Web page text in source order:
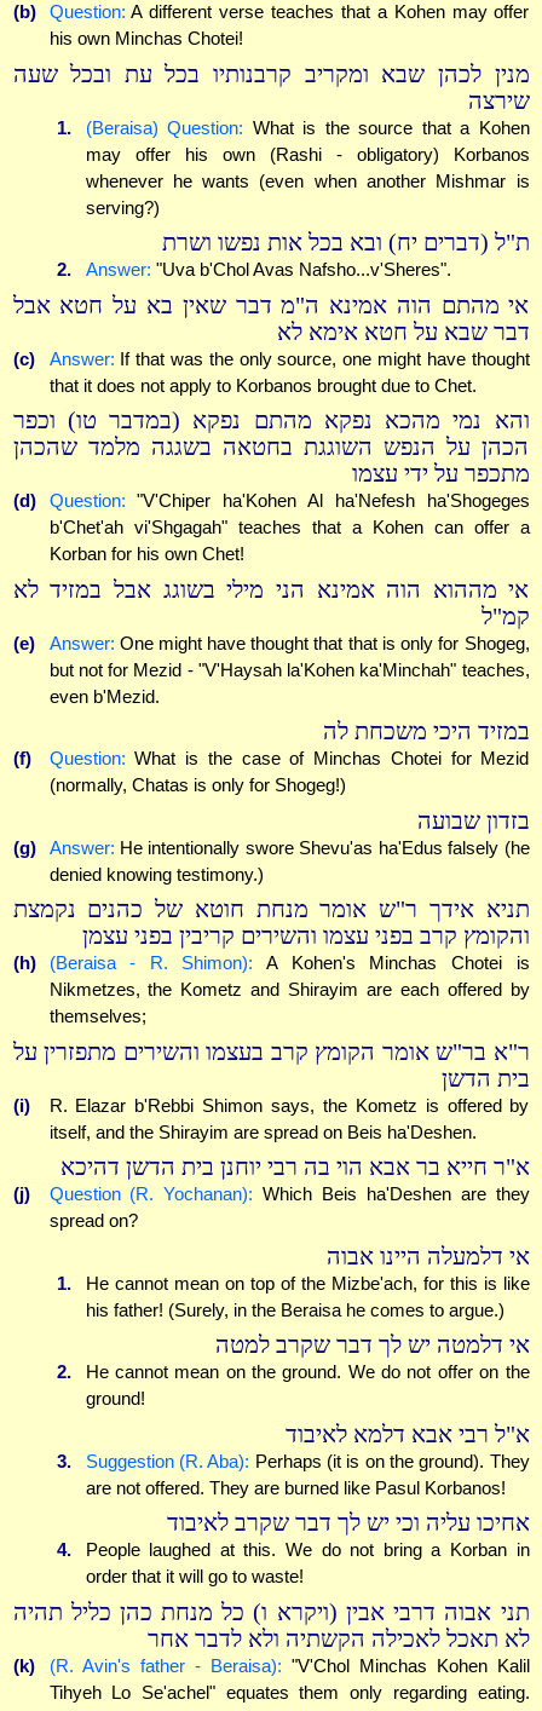
(b) Question: A different verse teaches that a Kohen may offer
his own Minchas Chotei!
מנין לכהן שבא ומקריב קרבנותיו בכל עת ובכל שעה
שירצה
1. (Beraisa) Question: What is the source that a Kohen
may offer his own (Rashi - obligatory) Korbanos
whenever he wants (even when another Mishmar is
serving?)
ת"ל (דברים יח) ובא בכל אות נפשו ושרת
2. Answer: "Uva b'Chol Avas Nafsho...v'Sheres".
אי מהתם הוה אמינא ה"מ דבר שאין בא על חטא אבל
דבר שבא על חטא אימא לא
(c) Answer: If that was the only source, one might have thought
that it does not apply to Korbanos brought due to Chet.
והא נמי מהכא נפקא מהתם נפקא (במדבר טו) וכפר
הכהן על הנפש השוגגת בחטאה בשגגה מלמד שהכהן
מתכפר על ידי עצמו
(d) Question: "V'Chiper ha'Kohen Al ha'Nefesh ha'Shogeges
b'Chet'ah vi'Shgagah" teaches that a Kohen can offer a
Korban for his own Chet!
אי מההוא הוה אמינא הני מילי בשוגג אבל במזיד לא
קמ"ל
(e) Answer: One might have thought that that is only for Shogeg,
but not for Mezid - "V'Haysah la'Kohen ka'Minchah" teaches,
even b'Mezid.
במזיד היכי משכחת לה
(f) Question: What is the case of Minchas Chotei for Mezid
(normally, Chatas is only for Shogeg!)
בזדון שבועה
(g) Answer: He intentionally swore Shevu'as ha'Edus falsely (he
denied knowing testimony.)
תניא אידך ר"ש אומר מנחת חוטא של כהנים נקמצת
והקומץ קרב בפני עצמו והשירים קריבין בפני עצמן
(h) (Beraisa - R. Shimon): A Kohen's Minchas Chotei is
Nikmetzes, the Kometz and Shirayim are each offered by
themselves;
ר"א בר"ש אומר הקומץ קרב בעצמו והשירים מתפזרין על
בית הדשן
(i)
R. Elazar b'Rebbi Shimon says, the Kometz is offered by
itself, and the Shirayim are spread on Beis ha'Deshen.
א"ר חייא בר אבא הוי בה רבי יוחנן בית הדשן דהיכא
(j) Question (R. Yochanan): Which Beis ha'Deshen are they
spread on?
אי דלמעלה היינו אבוה
1.
He cannot mean on top of the Mizbe'ach, for this is like
his father! (Surely, in the Beraisa he comes to argue.)
אי דלמטה יש לך דבר שקרב למטה
2.
He cannot mean on the ground. We do not offer on the
ground!
א"ל רבי אבא דלמא לאיבוד
3. Suggestion (R. Aba): Perhaps (it is on the ground). They
are not offered. They are burned like Pasul Korbanos!
אחיכו עליה וכי יש לך דבר שקרב לאיבוד
4.
People laughed at this. We do not bring a Korban in
order that it will go to waste!
תני אבוה דרבי אבין (ויקרא ו) כל מנחת כהן כליל תהיה
לא תאכל לאכילה הקשתיה ולא לדבר אחר
(k) (R. Avin's father - Beraisa): "V'Chol Minchas Kohen Kalil
Tihyeh Lo Se'achel" equates them only regarding eating.